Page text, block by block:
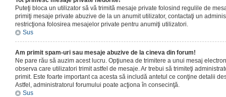
Puteţi bloca un utilizator să vă trimită mesaje private folosind regulile de
primiţi mesaje private abuzive de la un anumit utilizator, contactaţi un
restricţiona folosirea mesajelor private pentru anumiţi utilizatori.
Sus
Am primit spam-uri sau mesaje abuzive de la cineva din forum!
Ne pare rău să auzim acest lucru. Opţiunea de trimitere a unui mesaj
observa care utilizatori trimit astfel de mesaje. Ar trebui să trimiteţi
primit. Este foarte important ca acesta să includă antetul ce conţine detalii
Astfel, administratorul forumului poate acţiona în consecinţă.
Sus